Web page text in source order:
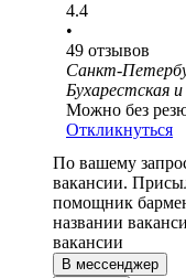
4.4
•
49 отзывов
Санкт-
Бухарестская
Можно без
Откликнуться
По вашему
вакансии.
помощник
названии
вакансии
В мессенджер